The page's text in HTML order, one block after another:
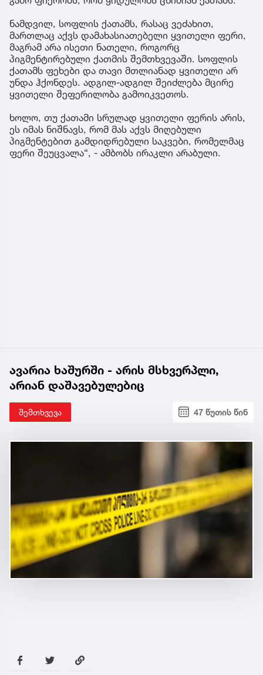
ნამდვილ, სოფლის ქათამს, რასაც ვეძახით,
მართლაც აქვს დამახასიათებელი ყვითელი ფერი,
მაგრამ არა ისეთი ნათელი, როგორც
პიგმენტირებული ქათმის შემთხვევაში. სოფლის
ქათამს ფეხები და თავი მთლიანად ყვითელი არ
უნდა ჰქონდეს. ადგილ-ადგილ შეიძლება მცირე
ყვითელი შეფერილობა გამოიკვეთოს.
ხოლო, თუ ქათამი სრულად ყვითელი ფერის არის,
ეს იმას ნიშნავს, რომ მას აქვს მიღებული
პიგმენტებით გამდიდრებული საკვები, რომელმაც
ფერი შეუცვალა“, - ამბობს ირაკლი არაბული.
ავარია ხაშურში - არის მსხვერპლი,
არიან დაშავებულებიც
შემთხვევა 47 წუთის წინ